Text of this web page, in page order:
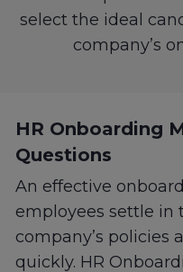
select the ideal
company’s
HR Onboarding
Questions
An effective
employees settle in
company’s policies
quickly. HR